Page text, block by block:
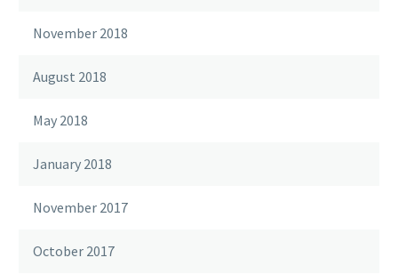
November 2018
August 2018
May 2018
January 2018
November 2017
October 2017